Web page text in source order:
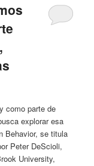
como parte de
explorar esa
Behavior, se titula
Peter DeScioli,
University,